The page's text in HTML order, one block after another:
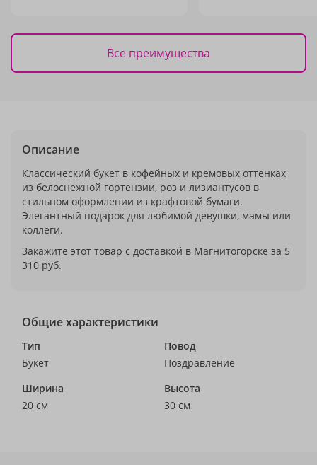
Все преимущества
Описание
Классический букет в кофейных и кремовых оттенках
из белоснежной гортензии, роз и лизиантусов в
стильном оформлении из крафтовой бумаги.
Элегантный подарок для любимой девушки, мамы или
коллеги.
Закажите этот товар с доставкой в Магнитогорске за 5
310 руб.
Общие характеристики
Тип
Букет
Повод
Поздравление
Ширина
20 см
Высота
30 см